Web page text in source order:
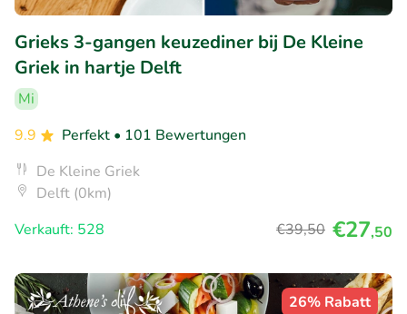
Grieks 3-gangen keuzediner bij De Kleine
Griek in hartje Delft
Mi
9.9
Perfekt • 101 Bewertungen
De Kleine Griek
Delft (0km)
Verkauft: 528
€39,50 €27,50
26% Rabatt